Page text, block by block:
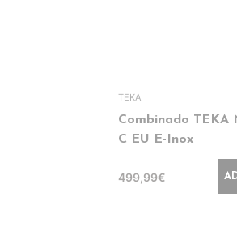
TEKA
Combinado TEKA
C EU E-Inox
499,99€